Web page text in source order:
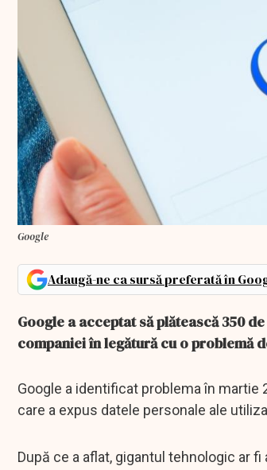
Google
Adaugă-ne ca sursă preferată în
Google a acceptat să plătească 350
companiei în legătură cu o problemă
Google a identificat problema în
care a expus datele personale ale
După ce a aflat, gigantul tehnologic ar